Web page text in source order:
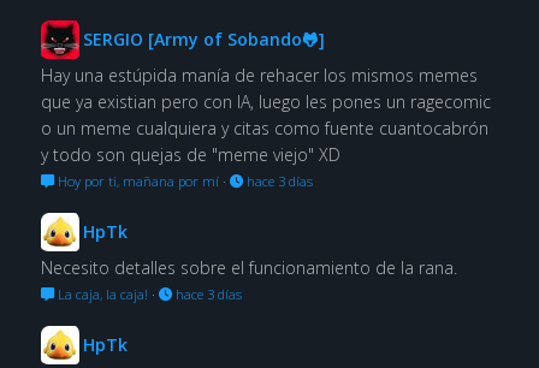
SERGIO [Army of Sobando🐸]
Hay una estúpida manía de rehacer los mismos memes
que ya existian pero con IA, luego les pones un ragecomic
o un meme cualquiera y citas como fuente cuantocabrón
y todo son quejas de "meme viejo" XD
Hoy por ti, mañana por mí· hace 3 días
HpTk
Necesito detalles sobre el funcionamiento de la rana.
La caja, la caja! · hace 3 días
HpTk